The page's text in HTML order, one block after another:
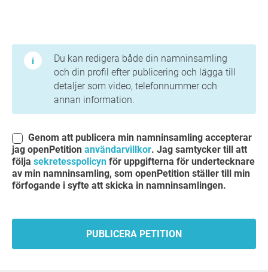
Du kan redigera både din namninsamling
och din profil efter publicering och lägga till
detaljer som video, telefonnummer och
annan information.
jag openPetition användarvillkor. Jag samtycker till att
följa sekretesspolicyn för uppgifterna för undertecknare
av min namninsamling, som openPetition ställer till min
förfogande i syfte att skicka in namninsamlingen.
PUBLICERA PETITION